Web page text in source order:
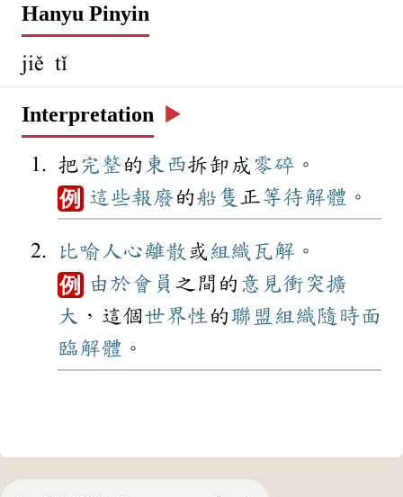
Hanyu Pinyin
jiě tǐ
Interpretation ▶️
把 完整的 東西拆卸成 零碎 。
例 這些報廢的船隻 正等待解體 。
比喻 人心離散 或組織 瓦解 。
例 由於會員 之間的 意見衝突擴
大
，這個世界性 的聯盟 組織 隨時面
臨 解體 。